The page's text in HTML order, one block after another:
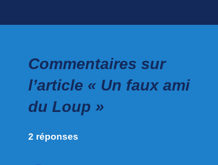
Commentaires sur
l’article « Un faux ami
du Loup »
2 réponses